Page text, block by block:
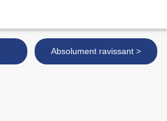
Absolument ravissant >